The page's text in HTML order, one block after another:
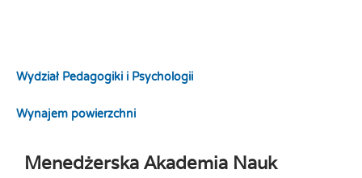
Wydział Pedagogiki i Psychologii
Wynajem powierzchni
Menedżerska Akademia Nauk